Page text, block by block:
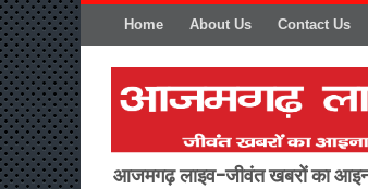
Home About Us Contact Us
आजमगढ़ लाइव-जीवंत खबरों का